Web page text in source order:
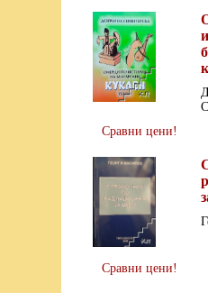
Сравни цени!
Сравни цени!